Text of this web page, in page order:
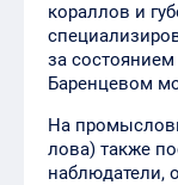
кораллов и
за
Баренцевом
На
лова) также
наблюдатели,